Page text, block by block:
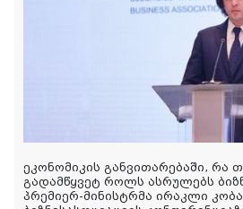
ეკონომიკის განვითარებაში, რა
გადამწყვეტ როლს ასრულებს
პრემიერ-მინისტრმა ირაკლი